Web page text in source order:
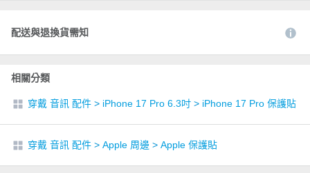
配送與退換貨需知
相關分類
穿戴 音訊 配件 > iPhone 17 Pro 6.3吋 > iPhone 17 Pro 保護貼
穿戴 音訊 配件 > Apple 周邊 > Apple 保護貼